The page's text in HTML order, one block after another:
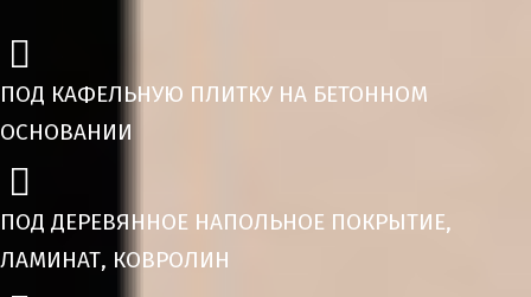
ПОД КАФЕЛЬНУЮ ПЛИТКУ НА БЕТОННОМ
ОСНОВАНИИ
ПОД ДЕРЕВЯННОЕ НАПОЛЬНОЕ ПОКРЫТИЕ,
ЛАМИНАТ, КОВРОЛИН